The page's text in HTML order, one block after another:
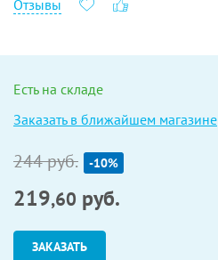
Отзывы
Есть на складе
Заказать в ближайшем магазине
244 руб. -10%
219,60 руб.
ЗАКАЗАТЬ